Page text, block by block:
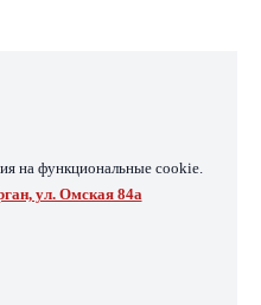
на функциональные cookie.
ул. Омская 84а